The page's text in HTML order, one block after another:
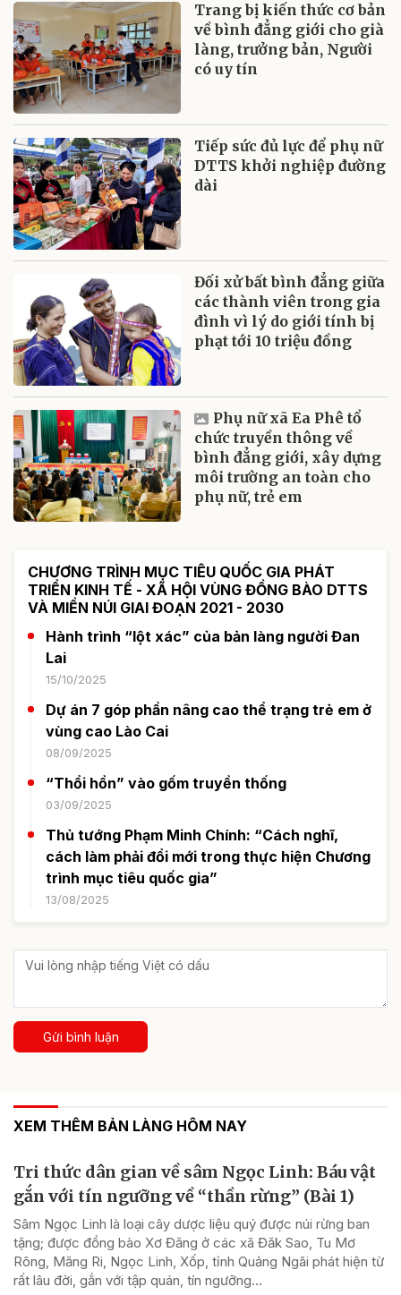
Trang bị kiến thức cơ bản
về bình đẳng giới cho già
làng, trưởng bản, Người
có uy tín
Tiếp sức đủ lực để phụ nữ
DTTS khởi nghiệp đường
dài
Đối xử bất bình đẳng giữa
các thành viên trong gia
đình vì lý do giới tính bị
phạt tới 10 triệu đồng
Phụ nữ xã Ea Phê tổ
chức truyền thông về
bình đẳng giới, xây dựng
môi trường an toàn cho
phụ nữ, trẻ em
CHƯƠNG TRÌNH MỤC TIÊU QUỐC GIA PHÁT
TRIỂN KINH TẾ - XÃ HỘI VÙNG ĐỒNG BÀO DTTS
VÀ MIỀN NÚI GIAI ĐOẠN 2021 - 2030
Hành trình “lột xác” của bản làng người Đan
Lai
15/10/2025
Dự án 7 góp phần nâng cao thể trạng trẻ em ở
vùng cao Lào Cai
08/09/2025
“Thổi hồn” vào gốm truyền thống
03/09/2025
Thủ tướng Phạm Minh Chính: “Cách nghĩ,
cách làm phải đổi mới trong thực hiện Chương
trình mục tiêu quốc gia”
13/08/2025
Gửi bình luận
XEM THÊM BẢN LÀNG HÔM NAY
Tri thức dân gian về sâm Ngọc Linh: Báu vật
gắn với tín ngưỡng về “thần rừng” (Bài 1)
Sâm Ngọc Linh là loại cây dược liệu quý được núi rừng ban
tặng; được đồng bào Xơ Đăng ở các xã Đăk Sao, Tu Mơ
Rông, Măng Ri, Ngọc Linh, Xốp, tỉnh Quảng Ngãi phát hiện từ
rất lâu đời, gắn với tập quán, tín ngưỡng...